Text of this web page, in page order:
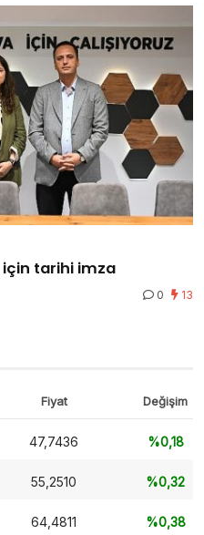
için tarihi imza
0 13
Fiyat Değişim
47,7436 %0,18
55,2510 %0,32
64,4811 %0,38